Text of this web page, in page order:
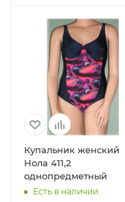
Купальник женский
Нола 411,2
однопредметный
Есть в наличии